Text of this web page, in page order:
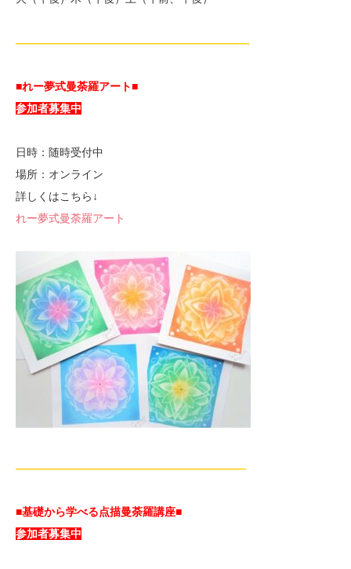
—————————————————————-
■れー夢式曼荼羅アート■
参加者募集中
日時：随時受付中
場所：オンライン
詳しくはこちら↓
れー夢式曼荼羅アート
—————————————————————
■基礎から学べる点描曼荼羅講座■
参加者募集中